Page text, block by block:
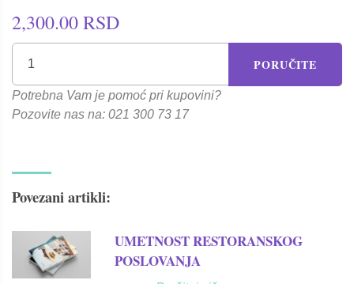
2,300.00 RSD
PORUČITE
Potrebna Vam je pomoć pri kupovini?
Pozovite nas na: 021 300 73 17
Povezani artikli:
UMETNOST RESTORANSKOG
POSLOVANJA